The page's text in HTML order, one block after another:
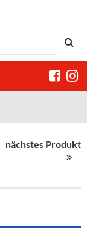
nächstes Produkt